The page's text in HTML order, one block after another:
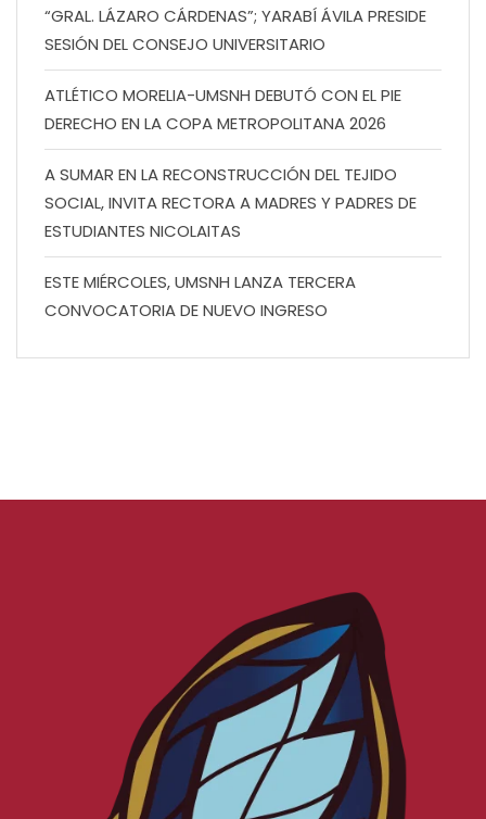
“GRAL. LÁZARO CÁRDENAS”; YARABÍ ÁVILA PRESIDE
SESIÓN DEL CONSEJO UNIVERSITARIO
ATLÉTICO MORELIA-UMSNH DEBUTÓ CON EL PIE
DERECHO EN LA COPA METROPOLITANA 2026
A SUMAR EN LA RECONSTRUCCIÓN DEL TEJIDO
SOCIAL, INVITA RECTORA A MADRES Y PADRES DE
ESTUDIANTES NICOLAITAS
ESTE MIÉRCOLES, UMSNH LANZA TERCERA
CONVOCATORIA DE NUEVO INGRESO